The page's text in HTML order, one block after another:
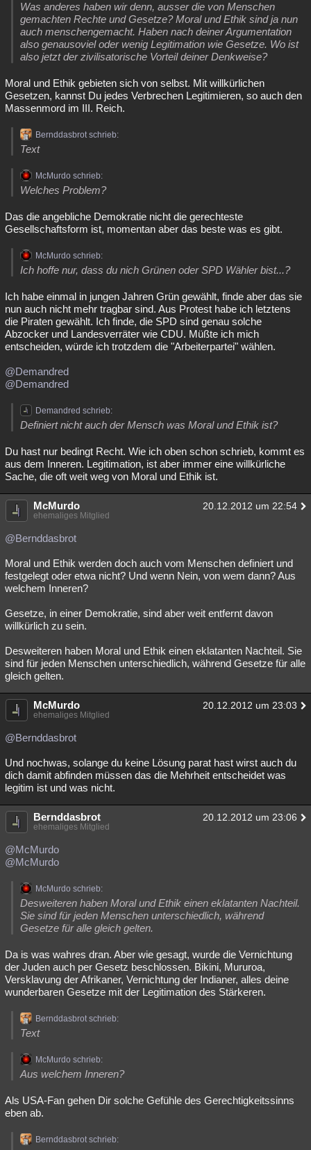
Was anderes haben wir denn, ausser die von Menschen
gemachten Rechte und Gesetze? Moral und Ethik sind ja nun
auch menschengemacht. Haben nach deiner Argumentation
also genausoviel oder wenig Legitimation wie Gesetze. Wo ist
also jetzt der zivilisatorische Vorteil deiner Denkweise?
Moral und Ethik gebieten sich von selbst. Mit willkürlichen
Gesetzen, kannst Du jedes Verbrechen Legitimieren, so auch den
Massenmord im III. Reich.
Bernddasbrot schrieb:
Text
McMurdo schrieb:
Welches Problem?
Das die angebliche Demokratie nicht die gerechteste
Gesellschaftsform ist, momentan aber das beste was es gibt.
McMurdo schrieb:
Ich hoffe nur, dass du nich Grünen oder SPD Wähler bist...?
Ich habe einmal in jungen Jahren Grün gewählt, finde aber das sie
nun auch nicht mehr tragbar sind. Aus Protest habe ich letztens
die Piraten gewählt. Ich finde, die SPD sind genau solche
Abzocker und Landesverräter wie CDU. Müßte ich mich
entscheiden, würde ich trotzdem die "Arbeiterpartei" wählen.
@Demandred
@Demandred
Demandred schrieb:
Definiert nicht auch der Mensch was Moral und Ethik ist?
Du hast nur bedingt Recht. Wie ich oben schon schrieb, kommt es
aus dem Inneren. Legitimation, ist aber immer eine willkürliche
Sache, die oft weit weg von Moral und Ethik ist.
McMurdo 20.12.2012 um 22:54
ehemaliges Mitglied
@Bernddasbrot
Moral und Ethik werden doch auch vom Menschen definiert und
festgelegt oder etwa nicht? Und wenn Nein, von wem dann? Aus
welchem Inneren?
Gesetze, in einer Demokratie, sind aber weit entfernt davon
willkürlich zu sein.
Desweiteren haben Moral und Ethik einen eklatanten Nachteil. Sie
sind für jeden Menschen unterschiedlich, während Gesetze für alle
gleich gelten.
McMurdo 20.12.2012 um 23:03
ehemaliges Mitglied
@Bernddasbrot
Und nochwas, solange du keine Lösung parat hast wirst auch du
dich damit abfinden müssen das die Mehrheit entscheidet was
legitim ist und was nicht.
Bernddasbrot 20.12.2012 um 23:06
ehemaliges Mitglied
@McMurdo
@McMurdo
McMurdo schrieb:
Desweiteren haben Moral und Ethik einen eklatanten Nachteil.
Sie sind für jeden Menschen unterschiedlich, während
Gesetze für alle gleich gelten.
Da is was wahres dran. Aber wie gesagt, wurde die Vernichtung
der Juden auch per Gesetz beschlossen. Bikini, Mururoa,
Versklavung der Afrikaner, Vernichtung der Indianer, alles deine
wunderbaren Gesetze mit der Legitimation des Stärkeren.
Bernddasbrot schrieb:
Text
McMurdo schrieb:
Aus welchem Inneren?
Als USA-Fan gehen Dir solche Gefühle des Gerechtigkeitssinns
eben ab.
Bernddasbrot schrieb: